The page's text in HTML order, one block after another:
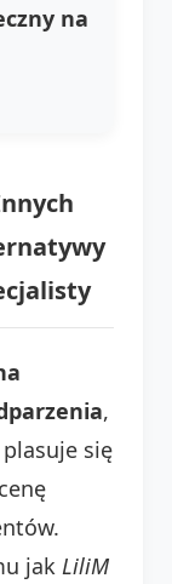
na
,
się
jak LiliΜ